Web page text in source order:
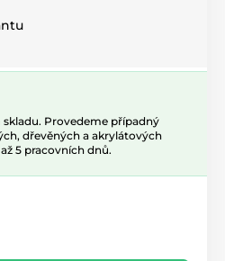
skladu. Provedeme případný
dřevěných a akrylátových
5 pracovních dnů.